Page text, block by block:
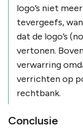
logo’s niet
tevergeefs,
dat de logo’s
vertonen.
verwarring
verrichten op
rechtbank.
Conclusie